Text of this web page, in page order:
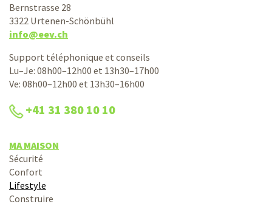
Bernstrasse 28
3322 Urtenen-Schönbühl
info@eev.ch
Support téléphonique et conseils
Lu–Je: 08h00–12h00 et 13h30–17h00
Ve: 08h00–12h00 et 13h30–16h00
+41 31 380 10 10
MA MAISON
Sécurité
Confort
Lifestyle
Construire